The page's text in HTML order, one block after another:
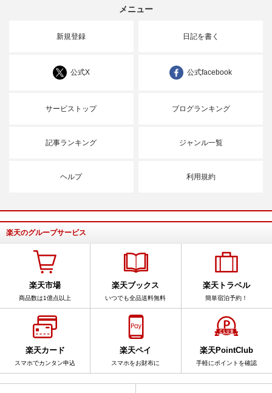
メニュー
新規登録 日記を書く
公式X 公式facebook
サービストップ ブログランキング
記事ランキング ジャンル一覧
ヘルプ 利用規約
楽天のグループサービス
楽天市場
商品数は1億点以上
楽天ブックス
いつでも全品送料無料
楽天トラベル
簡単宿泊予約！
楽天カード
スマホでカンタン申込
楽天ペイ
スマホをお財布に
楽天PointClub
手軽にポイントを確認